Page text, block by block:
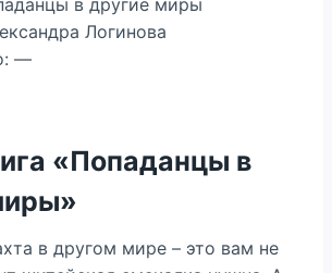
в другие миры
Логинова
—
«Попаданцы в
в другом мире – это вам не